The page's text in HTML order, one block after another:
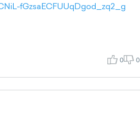
fGzsaECFUUqDgod_zq2_g
0 0